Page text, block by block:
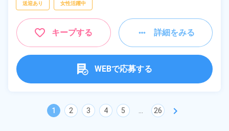
送迎あり 女性活躍中
キープする 詳細をみる
WEBで応募する
1 2 3 4 5 26 chevron_right